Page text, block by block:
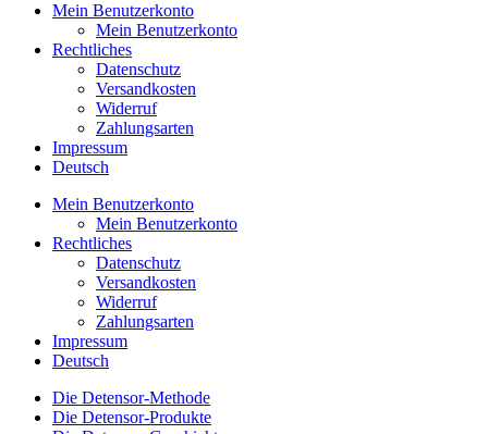
Mein Benutzerkonto
Mein Benutzerkonto
Rechtliches
Datenschutz
Versandkosten
Widerruf
Zahlungsarten
Impressum
Deutsch
Mein Benutzerkonto
Mein Benutzerkonto
Rechtliches
Datenschutz
Versandkosten
Widerruf
Zahlungsarten
Impressum
Deutsch
Die Detensor-Methode
Die Detensor-Produkte